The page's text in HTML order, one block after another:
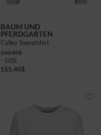
BAUM UND
PFERDGARTEN
Calley Sweatshirt
310.80$
- 50%
155.40$